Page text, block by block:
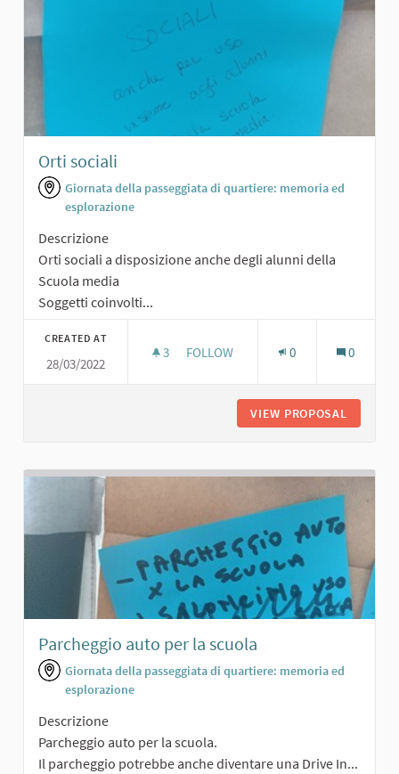
Orti sociali
Giornata della passeggiata di quartiere: memoria ed
esplorazione
Descrizione
Orti sociali a disposizione anche degli alunni della
Scuola media
Soggetti coinvolti...
CREATED AT
28/03/2022
3 3 FOLLOWERS
FOLLOW 0 0
VIEW PROPOSAL
Parcheggio auto per la scuola
Giornata della passeggiata di quartiere: memoria ed
esplorazione
Descrizione
Parcheggio auto per la scuola.
Il parcheggio potrebbe anche diventare una Drive In...